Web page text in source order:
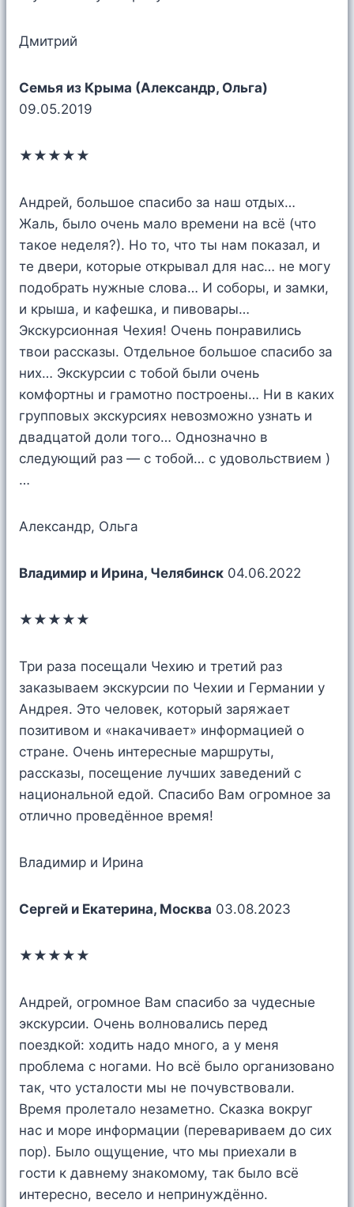
Дмитрий
Семья из Крыма (Александр, Ольга)
09.05.2019
★★★★★
Андрей, большое спасибо за наш отдых…
Жаль, было очень мало времени на всё (что
такое неделя?). Но то, что ты нам показал, и
те двери, которые открывал для нас… не могу
подобрать нужные слова… И соборы, и замки,
и крыша, и кафешка, и пивовары…
Экскурсионная Чехия! Очень понравились
твои рассказы. Отдельное большое спасибо за
них… Экскурсии с тобой были очень
комфортны и грамотно построены… Ни в каких
групповых экскурсиях невозможно узнать и
двадцатой доли того… Однозначно в
следующий раз — с тобой… с удовольствием )
…
Александр, Ольга
Владимир и Ирина, Челябинск 04.06.2022
★★★★★
Три раза посещали Чехию и третий раз
заказываем экскурсии по Чехии и Германии у
Андрея. Это человек, который заряжает
позитивом и «накачивает» информацией о
стране. Очень интересные маршруты,
рассказы, посещение лучших заведений с
национальной едой. Спасибо Вам огромное за
отлично проведённое время!
Владимир и Ирина
Сергей и Екатерина, Москва 03.08.2023
★★★★★
Андрей, огромное Вам спасибо за чудесные
экскурсии. Очень волновались перед
поездкой: ходить надо много, а у меня
проблема с ногами. Но всё было организовано
так, что усталости мы не почувствовали.
Время пролетало незаметно. Сказка вокруг
нас и море информации (перевариваем до сих
пор). Было ощущение, что мы приехали в
гости к давнему знакомому, так было всё
интересно, весело и непринуждённо.